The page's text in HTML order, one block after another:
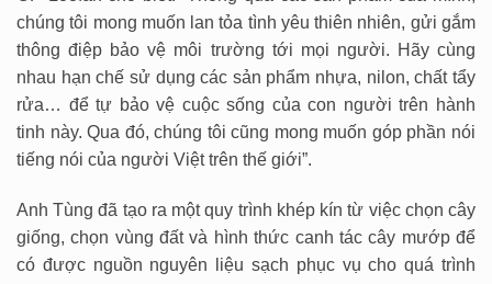
chúng tôi mong muốn lan tỏa tình yêu thiên nhiên, gửi gắm
thông điệp bảo vệ môi trường tới mọi người. Hãy cùng
nhau hạn chế sử dụng các sản phẩm nhựa, nilon, chất tẩy
rửa… để tự bảo vệ cuộc sống của con người trên hành
tinh này. Qua đó, chúng tôi cũng mong muốn góp phần nói
tiếng nói của người Việt trên thế giới”.
Anh Tùng đã tạo ra một quy trình khép kín từ việc chọn cây
giống, chọn vùng đất và hình thức canh tác cây mướp để
có được nguồn nguyên liệu sạch phục vụ cho quá trình